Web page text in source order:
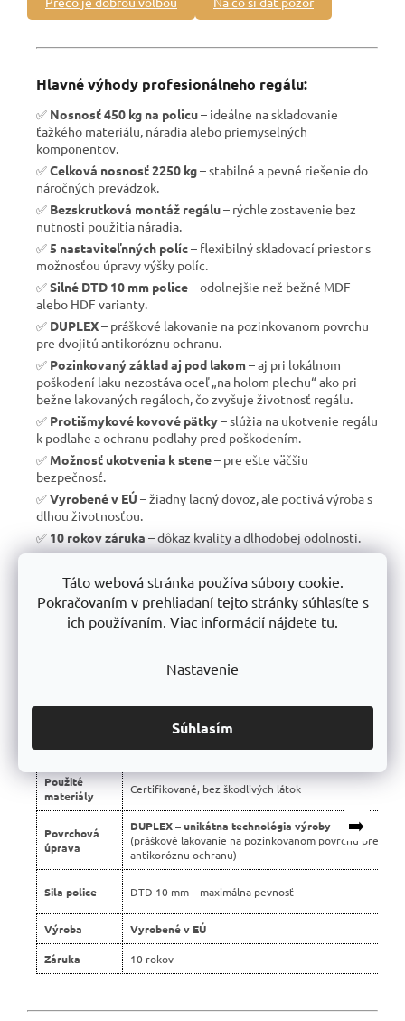
Táto webová stránka používa súbory cookie.
Pokračovaním v prehliadaní tejto stránky súhlasíte s
ich používaním. Viac informácií nájdete tu.
Nastavenie
Súhlasím
Hlavné výhody profesionálneho regálu:
✅ Nosnosť 450 kg na policu– ideálne na skladovanie
ťažkého materiálu, náradia alebo priemyselných
komponentov.
✅Celková nosnosť 2250 kg– stabilné a pevné riešenie do
náročných prevádzok.
✅ Bezskrutková montáž regálu– rýchle zostavenie bez
nutnosti použitia náradia.
✅ 5 nastaviteľnných políc– flexibilný skladovací priestor s
možnosťou úpravy výšky políc.
✅Silné DTD 10 mm police– odolnejšie než bežné MDF
alebo HDF varianty.
✅ DUPLEX– práškové lakovanie na pozinkovanom povrchu
pre dvojitú antikoróznu ochranu.
✅ Pozinkovaný základ aj pod lakom– aj pri lokálnom
poškodení laku nezostáva oceľ „na holom plechu“ ako pri
bežne lakovaných regáloch, čo zvyšuje životnosť regálu.
✅ Protišmykové kovové pätky– slúžia na ukotvenie regálu
k podlahe a ochranu podlahy pred poškodením.
✅ Možnosť ukotvenia k stene– pre ešte väčšiu
bezpečnosť.
✅Vyrobené v EÚ – žiadny lacný dovoz, ale poctivá výroba s
dlhou životnosťou.
✅ 10 rokov záruka – dôkaz kvality a dlhodobej odolnosti.
📊 Porovnanie s bežnými regálmi na trhu:
➡️
Bezskrutková – jednoduchá
Konštrukcia Stabilná silnostenná oceľová
Použité
materiály
Certifikované, bez škodlivých látok
Povrchová
úprava
DUPLEX – unikátna technológia výroby
(práškové lakovanie na pozinkovanom povrchu pre
antikoróznu ochranu)
Sila police DTD 10 mm – maximálna pevnosť
Výroba Vyrobené v EÚ
Záruka 10 rokov